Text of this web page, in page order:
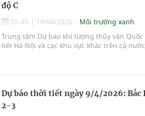
độ C
05:45 | 10/04/2026
Môi trường xanh
Trung tâm Dự báo khí tượng thủy văn
tiết Hà Nội và các khu vực khác trên cả
Dự báo thời tiết ngày 9/4/2026: Bắc
2-3